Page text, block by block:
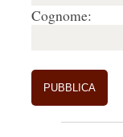
Cognome: